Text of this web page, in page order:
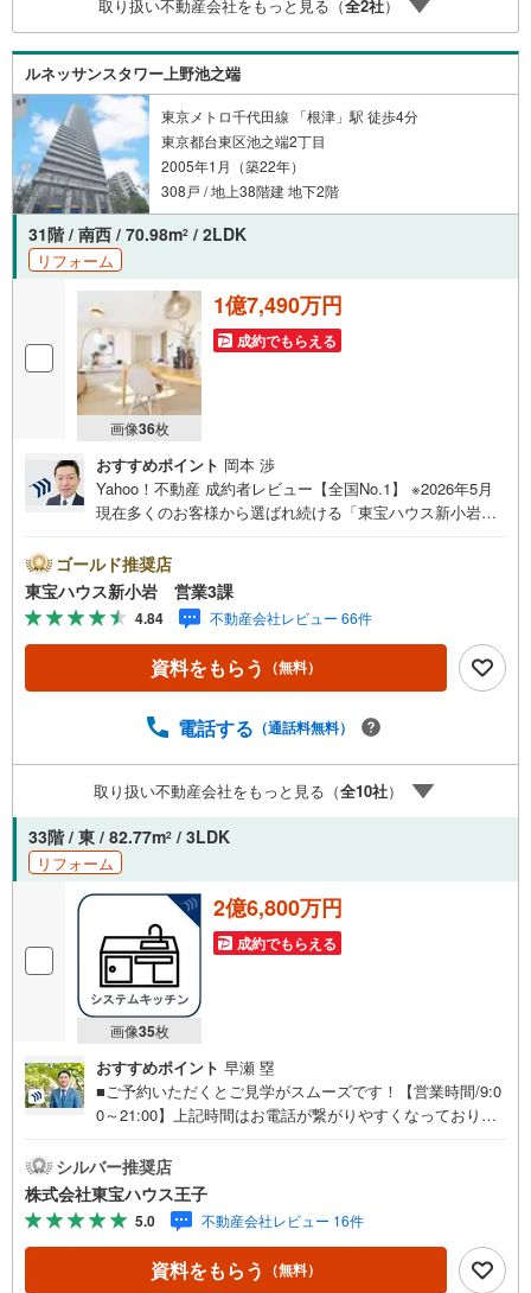
す。 Yahoo！不動産キャンペーン対象店舗 当店でのご成約
でPayPayボーナスがもらえるキャンペーン対象です！※必
ずYahoo！ JAPAN IDでログインの上お問い合わせくださ
い。
取り扱い不動産会社をもっと見る（全2社）
ルネッサンスタワー上野池之端
東京メトロ千代田線 「根津」駅 徒歩4分
東京都台東区池之端2丁目
2005年1月（築22年）
308戸 / 地上38階建 地下2階
31階 / 南西 / 70.98m2 / 2LDK
リフォーム
画像36枚
1億7,490万円
成約でもらえる
おすすめポイント 岡本 渉
Yahoo！不動産 成約者レビュー【全国No.1】 ※2026年5月
現在多くのお客様から選ばれ続ける「東宝ハウス新小岩」
見学OK■営業時間内（9:00～20:00）はお電話でのご連絡が
スムーズです。ご自宅への送迎・最寄駅でのお待ち合わせ
等、お気軽にご相談ください。 選ばれる3つの「圧倒的メ
リット」 （1）【業界最低水準の提携住宅ローン】「他社
で断られた」「借入がある」方も独自審査で多数承認！優
遇金利と各種手数料0円でお得に。（2）【未来カレンダー
ュレーション。「月々いくらなら安心か」をプロが明確に
はありません。専属FPがお引渡し後も一生涯お守りしま
す。 Yahoo！不動産キャンペーン対象店舗 当店でのご成約
でPayPayボーナスがもらえるキャンペーン対象です！※必
ずYahoo！ JAPAN IDでログインの上お問い合わせくださ
い。
ゴールド推奨店
東宝ハウス新小岩 営業3課
4.84 不動産会社レビュー 66件
資料をもらう （無料）
電話する （通話料無料）
取り扱い不動産会社をもっと見る（全10社）
33階 / 東 / 82.77m2 / 3LDK
リフォーム
画像35枚
2億6,800万円
成約でもらえる
おすすめポイント 早瀬 塁
■ご予約いただくとご見学がスムーズです！【営業時間/9:0
0～21:00】上記時間はお電話が繋がりやすくなっておりま
にお電話ください！下記のお申込み方法も可能です！ご見
学希望のお客様:右上の「室内・現地を見学する」をクリッ
クして下さい。資料請求希望のお客様:右上の「資料をもら
う」をクリックして下さい。【東宝ハウス王子のポイン
ト】（1）不動産のご提案から資金計画・ライフシミュレー
ションのご相談・無理のないライフプラン、提携による低
シルバー推奨店
株式会社東宝ハウス王子
5.0 不動産会社レビュー 16件
資料をもらう （無料）